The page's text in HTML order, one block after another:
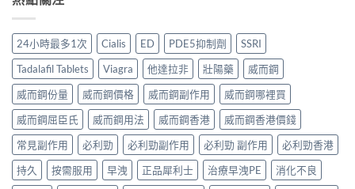
24小時最多1次 Cialis ED PDE5抑制劑
SSRI
Tadalafil Tablets
Viagra 他達拉非 壯陽藥
威而鋼
威而鋼份量
威而鋼價格 威而鋼副作用
威而鋼哪裡買
威而鋼屈臣氏
威而鋼用法 威而鋼香港
威而鋼香港價錢
常見副作用
必利勁 必利勁副作用 必利勁 副作用
必利勁香港
持久
按需服用 早洩 正品犀利士 治療早洩PE
消化不良